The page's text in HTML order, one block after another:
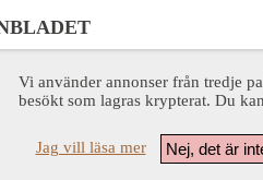
Vi använder annonser från tredje
besökt som lagras krypterat. Du
Nej, det är
Jag vill läsa mer